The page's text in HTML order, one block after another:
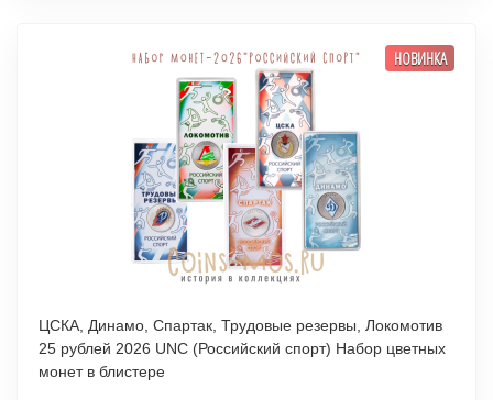
НОВИНКА
ЦСКА, Динамо, Спартак, Трудовые резервы, Локомотив
25 рублей 2026 UNC (Российский спорт) Набор цветных
монет в блистере